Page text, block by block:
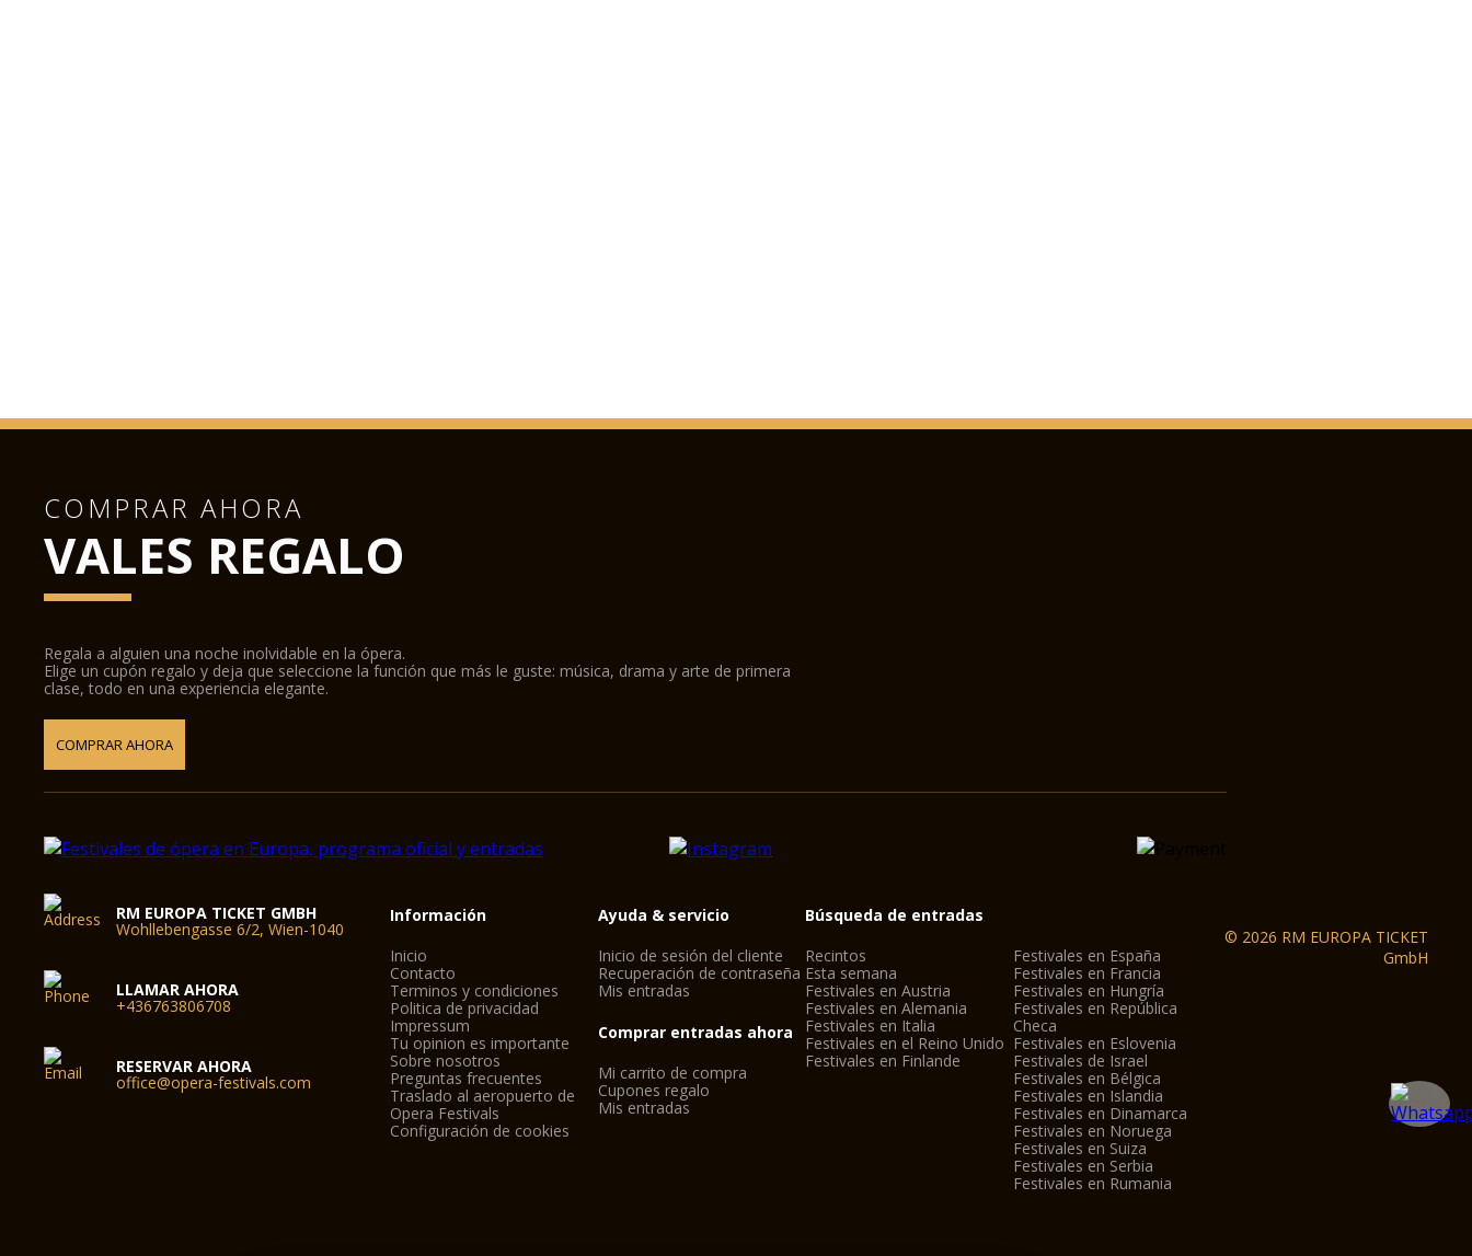
COMPRAR AHORA
VALES REGALO
Regala a alguien una noche inolvidable en la ópera.
Elige un cupón regalo y deja que seleccione la función que más le guste: música, drama y arte de primera
clase, todo en una experiencia elegante.
COMPRAR AHORA
RM EUROPA TICKET GMBH
Wohllebengasse 6/2, Wien-1040
LLAMAR AHORA
+436763806708
RESERVAR AHORA
office@opera-festivals.com
Información
Inicio
Contacto
Terminos y condiciones
Politica de privacidad
Impressum
Tu opinion es importante
Sobre nosotros
Preguntas frecuentes
Traslado al aeropuerto de
Opera Festivals
Configuración de cookies
Ayuda & servicio
Inicio de sesión del cliente
Recuperación de contraseña
Mis entradas
Comprar entradas ahora
Mi carrito de compra
Cupones regalo
Mis entradas
Búsqueda de entradas
Recintos
Esta semana
Festivales en Austria
Festivales en Alemania
Festivales en Italia
Festivales en el Reino Unido
Festivales en Finlande
Festivales en España
Festivales en Francia
Festivales en Hungría
Festivales en República
Checa
Festivales en Eslovenia
Festivales de Israel
Festivales en Bélgica
Festivales en Islandia
Festivales en Dinamarca
Festivales en Noruega
Festivales en Suiza
Festivales en Serbia
Festivales en Rumania
© 2026 RM EUROPA TICKET
GmbH